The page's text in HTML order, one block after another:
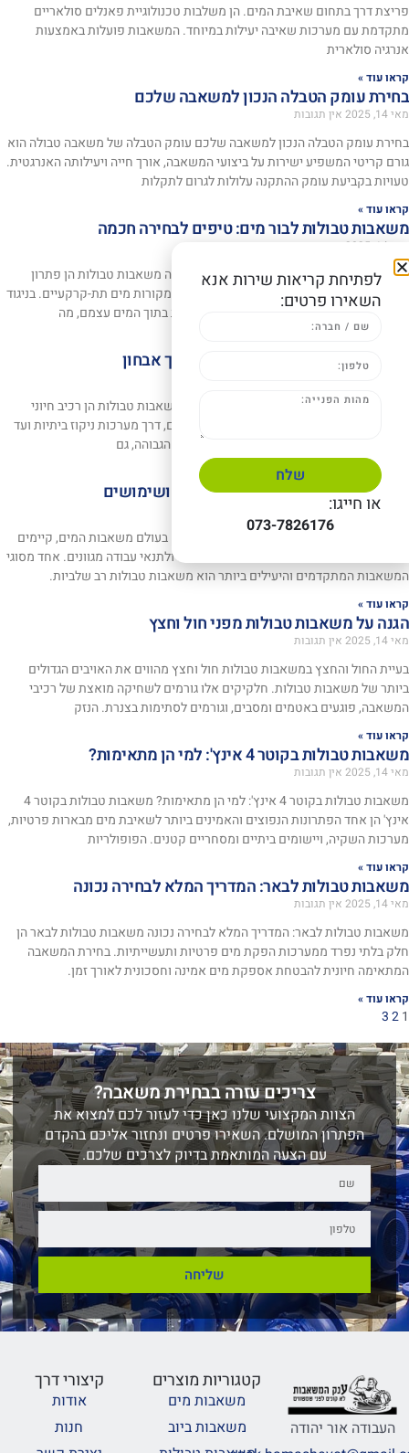
פריצת דרך בתחום שאיבת המים. הן משלבות טכנולוגיית פאנלים סולאריים
מתקדמת עם מערכות שאיבה יעילות במיוחד. המשאבות פועלות באמצעות
אנרגיה סולארית
קראו עוד »
בחירת עומק הטבלה הנכון למשאבה שלכם
מאי 14, 2025 אין תגובות
בחירת עומק הטבלה הנכון למשאבה שלכם עומק הטבלה של משאבה טבולה הוא
גורם קריטי המשפיע ישירות על ביצועי המשאבה, אורך חייה ויעילותה האנרגטית.
טעויות בקביעת עומק ההתקנה עלולות לגרום לתקלות
קראו עוד »
משאבות טבולות לבור מים: טיפים לבחירה חכמה
משאבות טבולות לבור מים: טיפים לבחירה חכמה משאבות טבולות הן פתרון
אידיאלי לשאיבת מים מבורות, בארות, מאגרים ומקורות מים תת-קרקעיים. בניגוד
למשאבות רגילות, המשאבות הטבולות מותקנות בתוך המים עצמם, מה
פתרון בעיות במשאבות טבולות: מדריך אבחון
פתרון בעיות במשאבות טבולות: מדריך אבחון משאבות טבולות הן רכיב חיוני
במגוון רחב של מערכות, החל ממשקים חקלאיים, דרך מערכות ניקוז ביתיות ועד
למתקנים תעשייתיים מורכבים. למרות אמינותן הגבוהה, גם
קראו עוד »
משאבות טבולות רב שלביות: יתרונות ושימושים
אין תגובות
משאבות טבולות רב שלביות: יתרונות ושימושים בעולם משאבות המים, קיימים
סוגים רבים ומגוונים המותאמים לצרכים שונים ולתנאי עבודה מגוונים. אחד מסוגי
המשאבות המתקדמים והיעילים ביותר הוא משאבות טבולות רב שלביות.
קראו עוד »
הגנה על משאבות טבולות מפני חול וחצץ
מאי 14, 2025 אין תגובות
בעיית החול והחצץ במשאבות טבולות חול וחצץ מהווים את האויבים הגדולים
ביותר של משאבות טבולות. חלקיקים אלו גורמים לשחיקה מואצת של רכיבי
המשאבה, פוגעים באטמים ומסבים, וגורמים לסתימות בצנרת. הנזק
קראו עוד »
משאבות טבולות בקוטר 4 אינץ': למי הן מתאימות?
מאי 14, 2025 אין תגובות
משאבות טבולות בקוטר 4 אינץ': למי הן מתאימות? משאבות טבולות בקוטר 4
אינץ' הן אחד הפתרונות הנפוצים והאמינים ביותר לשאיבת מים מבארות פרטיות,
מערכות השקיה, ויישומים ביתיים ומסחריים קטנים. הפופולריות
קראו עוד »
משאבות טבולות לבאר: המדריך המלא לבחירה נכונה
מאי 14, 2025 אין תגובות
משאבות טבולות לבאר: המדריך המלא לבחירה נכונה משאבות טבולות לבאר הן
חלק בלתי נפרד ממערכות הפקת מים פרטיות ותעשייתיות. בחירת המשאבה
המתאימה חיונית להבטחת אספקת מים אמינה וחסכונית לאורך זמן.
קראו עוד »
1
2
3
צריכים עזרה בבחירת משאבה?
הצוות המקצועי שלנו כאן כדי לעזור לכם למצוא את
הפתרון המושלם. השאירו פרטים ונחזור אליכם בהקדם
עם הצעה המותאמת בדיוק לצרכים שלכם.
שליחה
העבודה אור יהודה
קטגוריות מוצרים
משאבות מים
משאבות ביוב
קיצורי דרך
אודות
חנות
לפתיחת קריאות שירות אנא
השאירו פרטים:
שלח
או חייגו:
073-7826176